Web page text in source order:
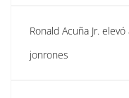
Ronald Acuña Jr.
jonrones